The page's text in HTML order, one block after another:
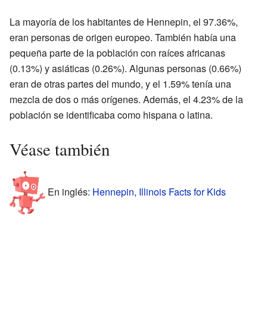
La mayoría de los habitantes de Hennepin, el 97.36%,
eran personas de origen europeo. También había una
pequeña parte de la población con raíces africanas
(0.13%) y asiáticas (0.26%). Algunas personas (0.66%)
eran de otras partes del mundo, y el 1.59% tenía una
mezcla de dos o más orígenes. Además, el 4.23% de la
población se identificaba como hispana o latina.
Véase también
En inglés: Hennepin, Illinois Facts for Kids